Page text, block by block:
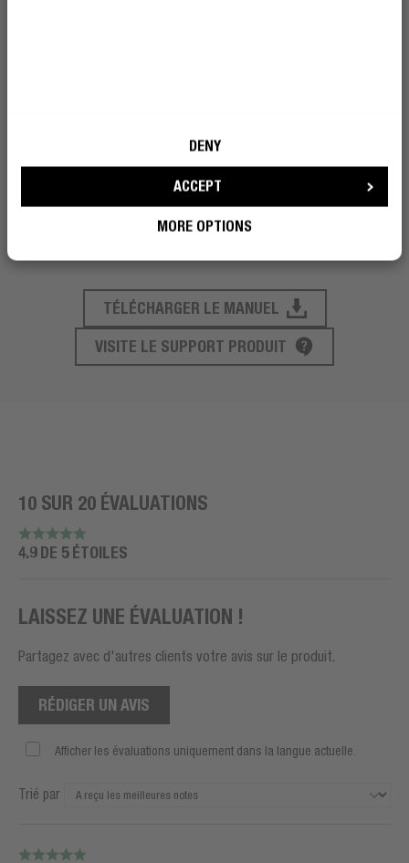
DENY
ACCEPT
MORE OPTIONS
TEMPS DE CHARGE
SUPPORT PRODUIT
TÉLÉCHARGER LE MANUEL
VISITE LE SUPPORT PRODUIT
10 SUR 20 ÉVALUATIONS
4.9 DE 5 ÉTOILES
LAISSEZ UNE ÉVALUATION !
Partagez avec d'autres clients votre avis sur le produit.
RÉDIGER UN AVIS
Afficher les évaluations uniquement dans la langue actuelle.
Trié par